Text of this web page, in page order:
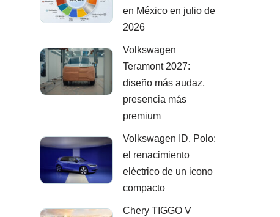
en México en julio de
2026
Volkswagen
Teramont 2027:
diseño más audaz,
presencia más
premium
Volkswagen ID. Polo:
el renacimiento
eléctrico de un icono
compacto
Chery TIGGO V